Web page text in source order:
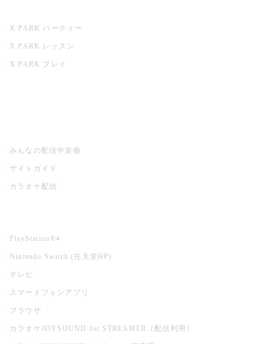
X PARK パーティー
X PARK レッスン
X PARK プレイ
みんなの配信中楽曲
サイトガイド
カラオケ配信
PlayStation®4
Nintendo Switch (任天堂HP)
テレビ
スマートフォンアプリ
ブラウザ
カラオケJOYSOUND for STREAMER（配信利用）